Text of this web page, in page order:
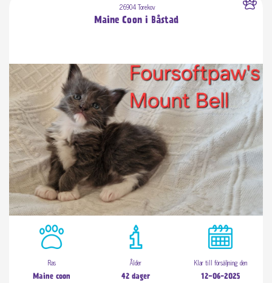
26904 Torekov
Maine Coon i Båstad
Ras
Maine coon
Ålder
42 dager
Klar till försäljning den
12-06-2025